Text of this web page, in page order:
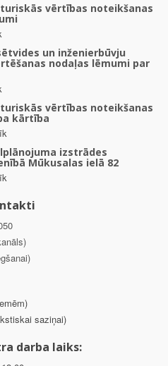
vērtības noteikšanas
un inženierbūvju
nodaļas lēmumi par
vērtības noteikšanas
kārtība
izstrādes
Mūkusalas ielā 82
saziņai)
darba laiks: